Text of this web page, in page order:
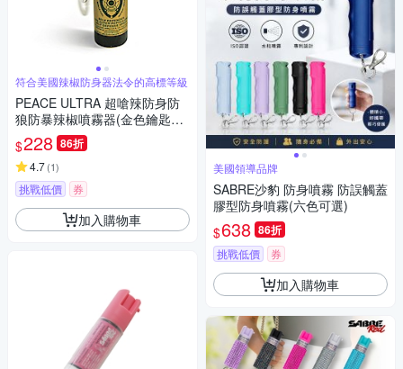
符合美國辣椒防身器法令的高標等級
PEACE ULTRA 超嗆辣防身防
狼防暴辣椒噴霧器(金色鑰匙圈
型)
$228 86折
4.7(1)
挑戰低價 券
加入購物車
美國領導品牌
SABRE沙豹 防身噴霧 防誤觸蓋
膠型防身噴霧(六色可選)
$638 86折
挑戰低價 券
加入購物車